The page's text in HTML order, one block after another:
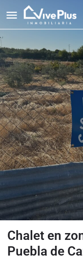
Chalet en
Puebla de